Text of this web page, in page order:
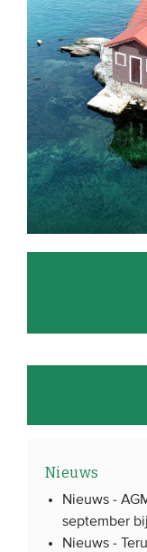
Nieuws
Nieuws -
september
Nieuws -